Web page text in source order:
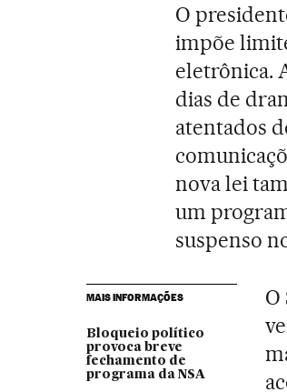
O
impõe
eletrônica.
dias de
atentados
nova lei
um
suspenso
MAIS INFORMAÇÕES
Bloqueio político
provoca breve
fechamento de
programa da NSA
O